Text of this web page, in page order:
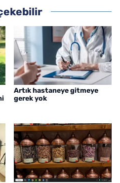
Artık hastaneye gitmeye
gerek yok